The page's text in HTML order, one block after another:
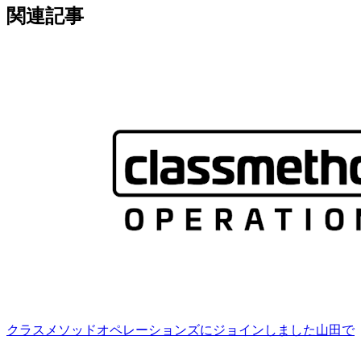
関連記事
クラスメソッドオペレーションズにジョインしました山田で